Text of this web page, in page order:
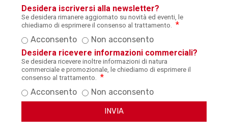
Desidera iscriversi alla newsletter?
Se desidera rimanere aggiornato su novità ed eventi, le
chiediamo di esprimere il consenso al trattamento.
Acconsento
Non acconsento
Desidera ricevere informazioni commerciali?
Se desidera ricevere inoltre informazioni di natura
commerciale e promozionale, le chiediamo di esprimere il
consenso al trattamento.
Acconsento Non acconsento
INVIA